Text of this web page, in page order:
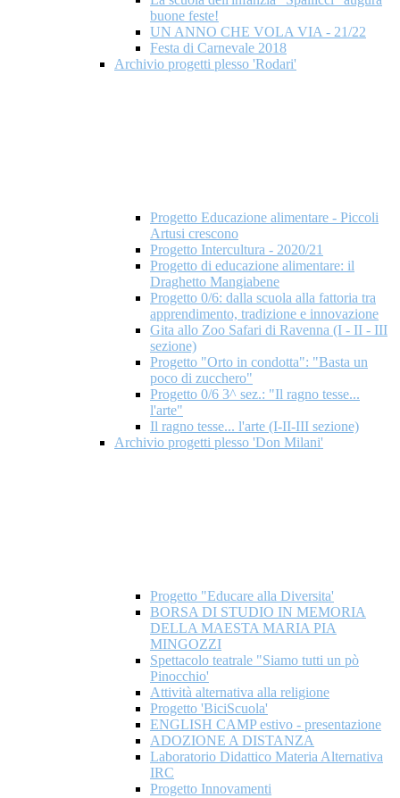
buone feste!
UN ANNO CHE VOLA VIA - 21/22
Festa di Carnevale 2018
Archivio progetti plesso 'Rodari'
Progetto Educazione alimentare - Piccoli
Artusi crescono
Progetto Intercultura - 2020/21
Progetto di educazione alimentare: il
Draghetto Mangiabene
Progetto 0/6: dalla scuola alla fattoria tra
apprendimento, tradizione e innovazione
Gita allo Zoo Safari di Ravenna (I - II - III
sezione)
Progetto "Orto in condotta": "Basta un
poco di zucchero"
Progetto 0/6 3^ sez.: "Il ragno tesse...
l'arte"
Il ragno tesse... l'arte (I-II-III sezione)
Archivio progetti plesso 'Don Milani'
Progetto "Educare alla Diversita'
BORSA DI STUDIO IN MEMORIA
DELLA MAESTA MARIA PIA
MINGOZZI
Spettacolo teatrale "Siamo tutti un pò
Pinocchio'
Attività alternativa alla religione
Progetto 'BiciScuola'
ENGLISH CAMP estivo - presentazione
ADOZIONE A DISTANZA
Laboratorio Didattico Materia Alternativa
IRC
Progetto Innovamenti